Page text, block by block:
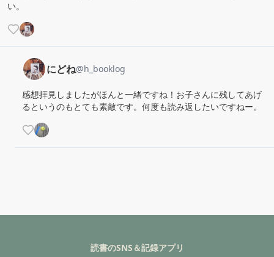
い。
にどね@h_booklog
感想拝見しましたがほんと一緒ですね！お子さんに残してあげ
るというのもとても素敵です。何度も読み返したいですねー。
読書のSNS＆記録アプリ